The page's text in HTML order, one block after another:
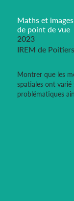
Maths et
de point de vue
2023
IREM de Poitiers
Montrer que les
spatiales ont varié
problématiques